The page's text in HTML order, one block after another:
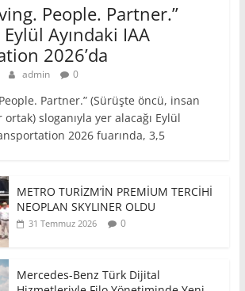
People. Partner.”
Eylül Ayındaki IAA
2026’da
admin 0
Partner.” (Sürüşte öncü, insan
sloganıyla yer alacağı Eylül
2026 fuarında, 3,5
METRO TURİZM’İN PREMİUM TERCİHİ
NEOPLAN SKYLINER OLDU
31 Temmuz 2026 0
Mercedes-Benz Türk Dijital